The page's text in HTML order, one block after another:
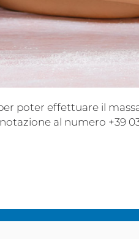
poter effettuare il
al numero +39